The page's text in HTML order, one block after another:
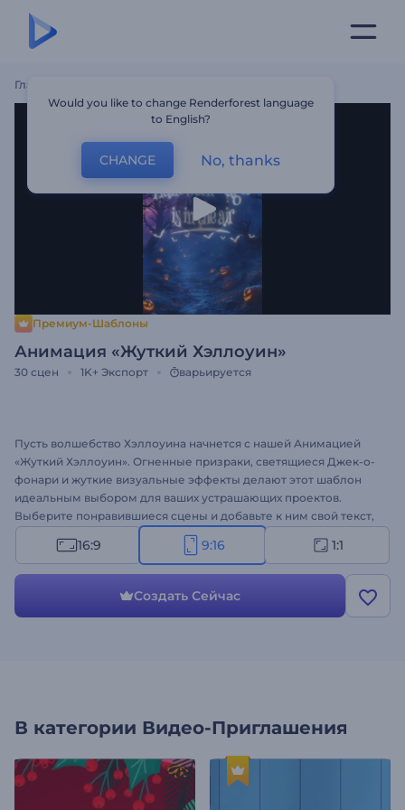
Главная
Премиум-Шаблоны
Анимация «Жуткий Хэллоуин»
30 сцен 1K+ Экспорт варьируется
Пусть волшебство Хэллоуина начнется с нашей Анимацией
«Жуткий Хэллоуин». Огненные призраки, светящиеся Джек-о-
фонари и жуткие визуальные эффекты делают этот шаблон
идеальным выбором для ваших устрашающих проектов.
Выберите понравившиеся сцены и добавьте к ним свой текст,
медиафайлы, логотип и музыку, чтобы получить по-
настоящему жуткое праздничное видео. Идеально подходит
поздравительных видео, интро на тему ужасов и других
проектов. Создавайте прямо сейчас!
16:9 9:16 1:1
Создать Сейчас
В категории Видео-Приглашения
Would you like to change Renderforest language
to English?
CHANGE No, thanks